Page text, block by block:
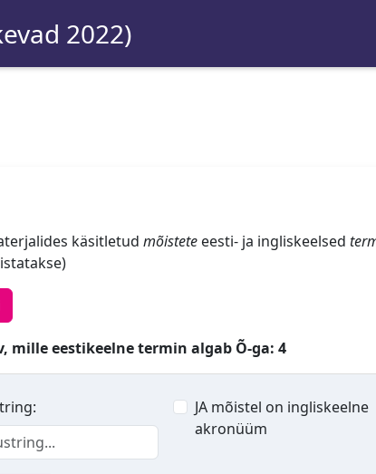
2022)
käsitletud mõisteteeesti- ja ingliskeelsed
mille eestikeelne termin algab Õ-ga: 4
JA mõistel on ingliskeelne
akronüüm